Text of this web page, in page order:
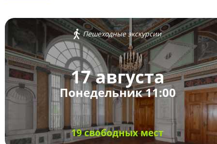
Пешеходные экскурсии
17 августа
Понедельник 11:00
19 свободных мест